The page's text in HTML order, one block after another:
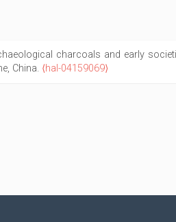
charcoals and early
China. ⟨hal-04159069⟩